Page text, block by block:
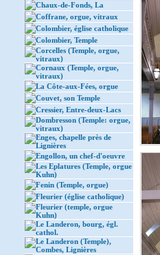
Chaux-de-Fonds, La
Coffrane, orgue, vitraux
Colombier, église catholique
Colombier, Temple
Corcelles (Temple, orgue,
vitraux)
Cornaux (Temple, orgue,
vitraux)
La Côte-aux-Fées, orgue
Couvet, son Temple
Cressier, Entre-deux-Lacs
Dombresson (Temple: orgue,
vitraux)
Enges, chapelle près de
Lignières
Engollon, un chef-d'oeuvre
Les Eplatures (Temple, orgue
Kuhn)
Fenin (Temple, orgue)
Fleurier (église catholique)
Fleurier (temple, orgue
Kuhn)
Le Landeron, bourg, égl.
cathol.
Le Landeron (Temple),
Combes, Lignières